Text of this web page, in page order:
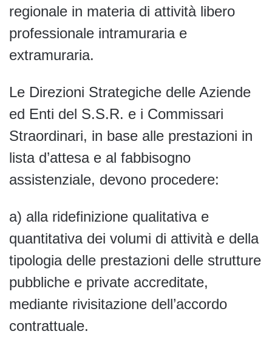
regionale in materia di attività libero
professionale intramuraria e
extramuraria.
Le Direzioni Strategiche delle Aziende
ed Enti del S.S.R. e i Commissari
Straordinari, in base alle prestazioni in
lista d’attesa e al fabbisogno
assistenziale, devono procedere:
a) alla ridefinizione qualitativa e
quantitativa dei volumi di attività e della
tipologia delle prestazioni delle strutture
pubbliche e private accreditate,
mediante rivisitazione dell’accordo
contrattuale.